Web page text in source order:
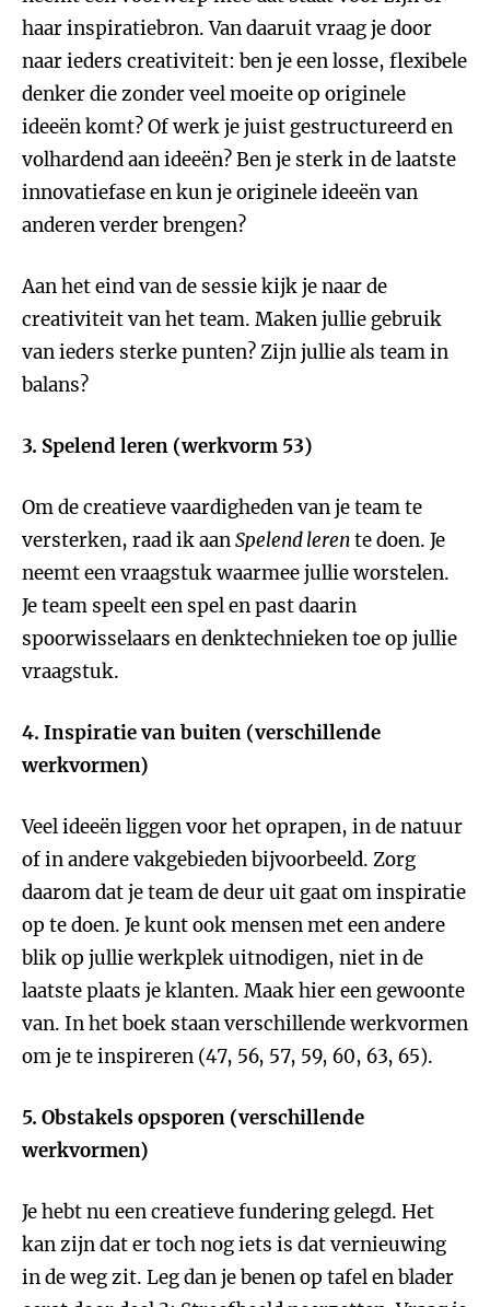
haar inspiratiebron. Van daaruit vraag je door
naar ieders creativiteit: ben je een losse, flexibele
denker die zonder veel moeite op originele
ideeën komt? Of werk je juist gestructureerd en
volhardend aan ideeën? Ben je sterk in de laatste
innovatiefase en kun je originele ideeën van
anderen verder brengen?
Aan het eind van de sessie kijk je naar de
creativiteit van het team. Maken jullie gebruik
van ieders sterke punten? Zijn jullie als team in
balans?
3. Spelend leren (werkvorm 53)
Om de creatieve vaardigheden van je team te
versterken, raad ik aanSpelend lerente doen. Je
neemt een vraagstuk waarmee jullie worstelen.
Je team speelt een spel en past daarin
spoorwisselaars en denktechnieken toe op jullie
vraagstuk.
4. Inspiratie van buiten (verschillende
werkvormen)
Veel ideeën liggen voor het oprapen, in de natuur
of in andere vakgebieden bijvoorbeeld. Zorg
daarom dat je team de deur uit gaat om inspiratie
op te doen. Je kunt ook mensen met een andere
blik op jullie werkplek uitnodigen, niet in de
laatste plaats je klanten. Maak hier een gewoonte
van. In het boek staan verschillende werkvormen
om je te inspireren (47, 56, 57, 59, 60, 63, 65).
5. Obstakels opsporen (verschillende
werkvormen)
Je hebt nu een creatieve fundering gelegd. Het
kan zijn dat er toch nog iets is dat vernieuwing
in de weg zit. Leg dan je benen op tafel en blader